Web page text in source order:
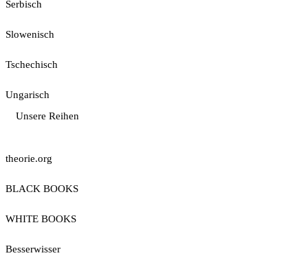
Serbisch
Slowenisch
Tschechisch
Ungarisch
Unsere Reihen
theorie.org
BLACK BOOKS
WHITE BOOKS
Besserwisser